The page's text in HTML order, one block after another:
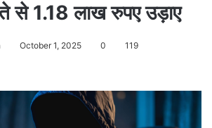
से 1.18 लाख रुपए उड़ाए
October 1, 2025 0 119